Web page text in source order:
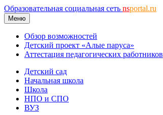
Образовательная социальная сеть nsportal.ru
Меню
Обзор возможностей
Детский проект «Алые паруса»
Аттестация педагогических работников
Детский сад
Начальная школа
Школа
НПО и СПО
ВУЗ